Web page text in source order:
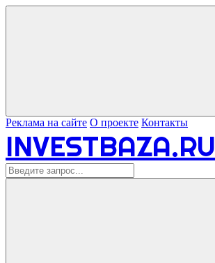
Реклама на сайте О проекте Контакты
INVESTBAZA.RU